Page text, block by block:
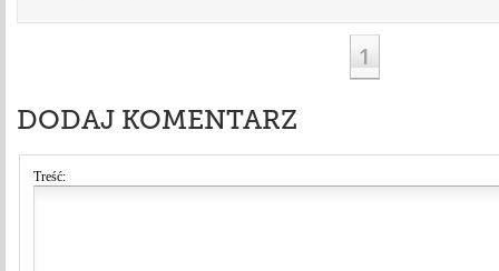
1
DODAJ KOMENTARZ
Treść: